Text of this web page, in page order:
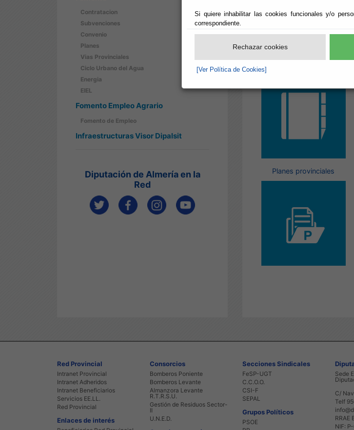
Si quiere inhabilitar las cookies funcionales y/o
correspondiente.
Rechazar cookies
[Ver Política de Cookies]
Contratacion
Subvenciones
Convenio
Planes
Vias Provinciales
Ciclo Urbano del Agua
Energia
EIEL
Fomento Empleo Agrario
Fomento de Empleo
Infraestructuras Visor Dipalsit
Diputación de Almería en la
Red
Planes provinciales
Red Provincial
Intranet Provincial
Intranet Adheridos
Intranet Beneficiarios
Servicios EE.LL.
Red Provincial
Enlaces de interés
Consorcios
Bomberos Poniente
Bomberos Levante
Almanzora Levante
R.T.R.S.U.
Gestión de Residuos Sector-
II
U.N.E.D.
Secciones Sindicales
FeSP-UGT
C.C.O.O.
CSI-F
SEPAL
Grupos Políticos
PSOE
Sede
C/
Telf
RRAE
NIF: